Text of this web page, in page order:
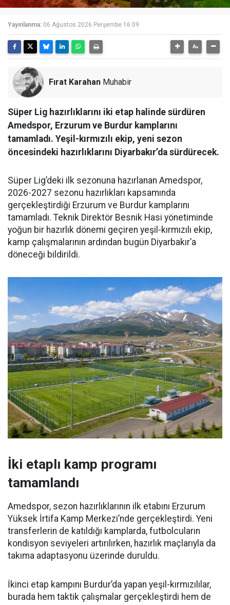
Yayınlanma: 06 Ağustos 2026 Perşembe 16:09
Fırat Karahan Muhabir
Süper Lig hazırlıklarını iki etap halinde sürdüren
Amedspor, Erzurum ve Burdur kamplarını
tamamladı. Yeşil-kırmızılı ekip, yeni sezon
öncesindeki hazırlıklarını Diyarbakır’da sürdürecek.
Süper Lig’deki ilk sezonuna hazırlanan Amedspor,
2026-2027 sezonu hazırlıkları kapsamında
gerçekleştirdiği Erzurum ve Burdur kamplarını
tamamladı. Teknik Direktör Besnik Hasi yönetiminde
yoğun bir hazırlık dönemi geçiren yeşil-kırmızılı ekip,
kamp çalışmalarının ardından bugün Diyarbakır’a
döneceği bildirildi.
İki etaplı kamp programı
tamamlandı
Amedspor, sezon hazırlıklarının ilk etabını Erzurum
Yüksek İrtifa Kamp Merkezi’nde gerçekleştirdi. Yeni
transferlerin de katıldığı kamplarda, futbolcuların
kondisyon seviyeleri artırılırken, hazırlık maçlarıyla da
takıma adaptasyonu üzerinde duruldu.
İkinci etap kampını Burdur’da yapan yeşil-kırmızılılar,
burada hem taktik çalışmalar gerçekleştirdi hem de